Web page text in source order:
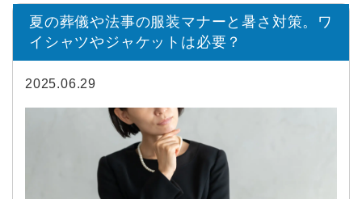
夏の葬儀や法事の服装マナーと暑さ対策。ワ
イシャツやジャケットは必要？
2025.06.29